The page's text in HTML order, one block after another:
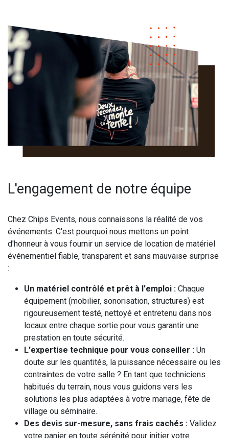
L'engagement de notre équipe
Chez Chips Events, nous connaissons la réalité de vos
événements. C'est pourquoi nous mettons un point
d'honneur à vous fournir un service de location de matériel
événementiel fiable, transparent et sans mauvaise surprise
:
Un matériel contrôlé et prêt à l'emploi : Chaque
équipement (mobilier, sonorisation, structures) est
rigoureusement testé, nettoyé et entretenu dans nos
locaux entre chaque sortie pour vous garantir une
prestation en toute sécurité.
L'expertise technique pour vous conseiller : Un
doute sur les quantités, la puissance nécessaire ou les
contraintes de votre salle ? En tant que techniciens
habitués du terrain, nous vous guidons vers les
solutions les plus adaptées à votre mariage, fête de
village ou séminaire.
Des devis sur-mesure, sans frais cachés : Validez
votre panier en toute sérénité pour initier votre